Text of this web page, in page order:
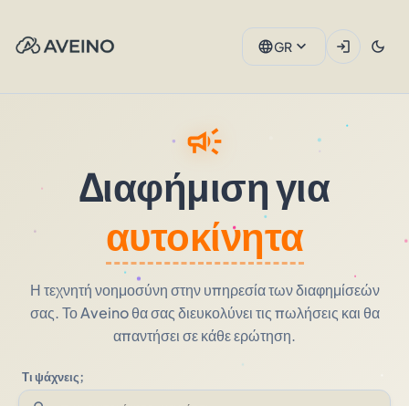
languageGR expand_more login dark_mode
campaign
Διαφήμιση για
αυτοκίνητα
Η τεχνητή νοημοσύνη στην υπηρεσία των διαφημίσεών
σας. Το Aveino θα σας διευκολύνει τις πωλήσεις και θα
απαντήσει σε κάθε ερώτηση.
Τι ψάχνεις;